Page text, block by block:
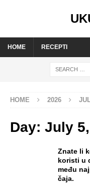
HOME RECEPTI
HOME 2026
Day: July
Znate li
koristi u
među
čaja.